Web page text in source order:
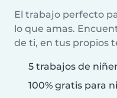
El trabajo perfecto
lo que amas.
de ti, en tus propios
5 trabajos de
100% gratis para